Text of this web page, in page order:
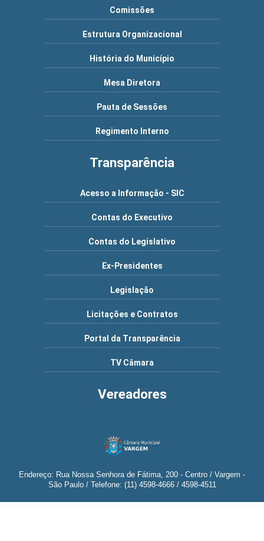
Comissões
Estrutura Organizacional
História do Município
Mesa Diretora
Pauta de Sessões
Regimento Interno
Transparência
Acesso a Informação - SIC
Contas do Executivo
Contas do Legislativo
Ex-Presidentes
Legislação
Licitações e Contratos
Portal da Transparência
TV Câmara
Vereadores
Endereço: Rua Nossa Senhora de Fátima, 200 - Centro / Vargem -
São Paulo / Telefone: (11) 4598-4666 / 4598-4511